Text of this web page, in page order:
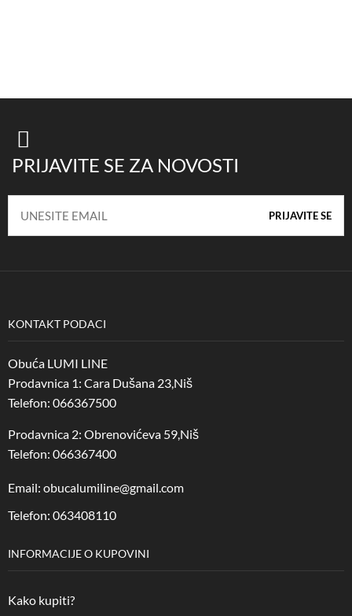
PRIJAVITE SE ZA NOVOSTI
KONTAKT PODACI
Obuća LUMI LINE
Prodavnica 1: Cara Dušana 23,Niš
Telefon: 066367500
Prodavnica 2: Obrenovićeva 59,Niš
Telefon: 066367400
Email: obucalumiline@gmail.com
Telefon: 063408110
INFORMACIJE O KUPOVINI
Kako kupiti?